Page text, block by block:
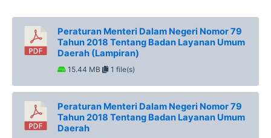
Peraturan Menteri Dalam Negeri Nomor 79
Tahun 2018 Tentang Badan Layanan Umum
Daerah (Lampiran)
15.44 MB 1 file(s)
Peraturan Menteri Dalam Negeri Nomor 79
Tahun 2018 Tentang Badan Layanan Umum
Daerah